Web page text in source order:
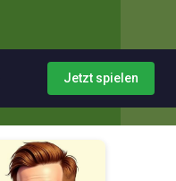
Jetzt spielen